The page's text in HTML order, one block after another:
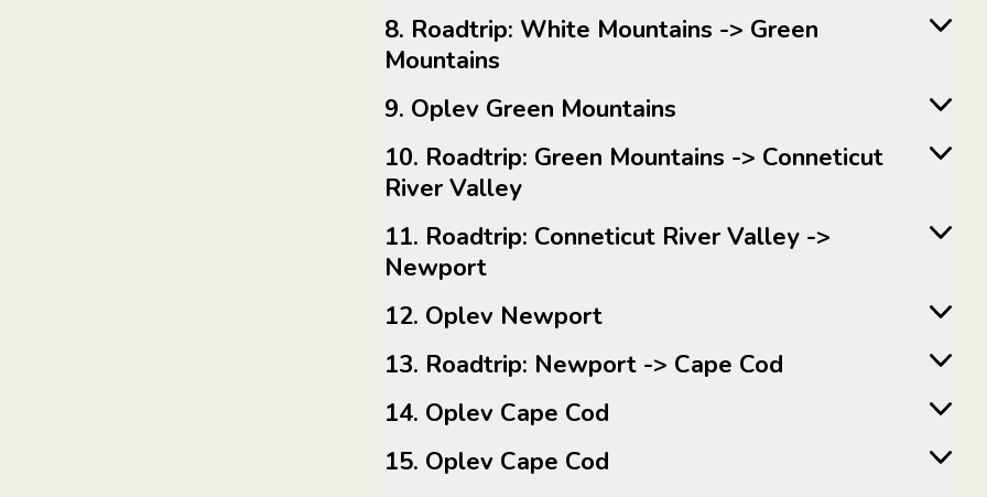
8. Roadtrip: White Mountains -> Green
Mountains
9. Oplev Green Mountains
10. Roadtrip: Green Mountains -> Conneticut
River Valley
11. Roadtrip: Conneticut River Valley ->
Newport
12. Oplev Newport
13. Roadtrip: Newport -> Cape Cod
14. Oplev Cape Cod
15. Oplev Cape Cod